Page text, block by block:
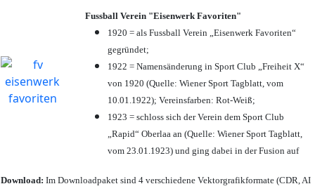
Fussball Verein "Eisenwerk Favoriten"
1920 = als Fussball Verein „Eisenwerk Favoriten“
gegründet;
1922 = Namensänderung in Sport Club „Freiheit X“
von 1920 (Quelle: Wiener Sport Tagblatt, vom
10.01.1922); Vereinsfarben: Rot-Weiß;
1923 = schloss sich der Verein dem Sport Club
„Rapid“ Oberlaa an (Quelle: Wiener Sport Tagblatt,
vom 23.01.1923) und ging dabei in der Fusion auf
Download: Im Downloadpaket sind 4 verschiedene Vektorgrafikformate (CDR, AI